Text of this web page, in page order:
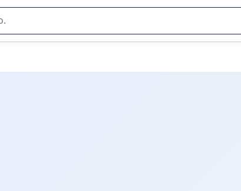
azienda.